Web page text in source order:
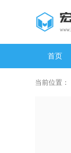
首页
当前位置：